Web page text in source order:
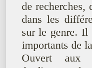
de recherches,
dans les
sur le genre. Il
importants de
Ouvert aux